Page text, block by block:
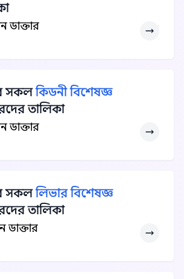
ডাক্তার
সকলকিডনী বিশেষজ্ঞ
তালিকা
ডাক্তার
সকললিভার বিশেষজ্ঞ
তালিকা
ডাক্তার